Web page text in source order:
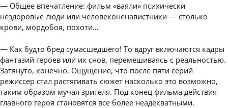
— Общее впечатление: фильм «ваяли» психически
нездоровые люди или человеконенавистники — столько
крови, мордобоя, похоти…
— Как будто бред сумасшедшего! То вдруг включаются кадры
фантазий героев или их снов, перемешиваясь с реальностью.
Затянуто, конечно. Ощущение, что после пяти серий
режиссер стал растягивать сюжет насколько это возможно,
таким образом мучая зрителя. Под конец фильма действия
главного героя становятся все более неадекватными.